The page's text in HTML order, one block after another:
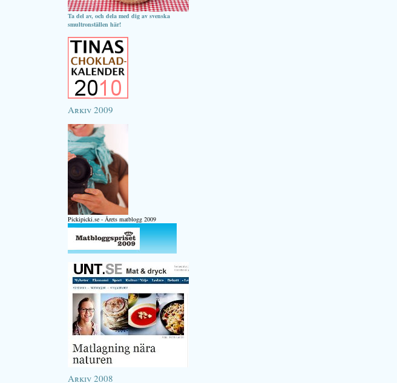
Ta del av, och dela med dig av svenska
smultronställen här!
Arkiv 2009
Pickipicki.se - Årets matblogg 2009
Arkiv 2008